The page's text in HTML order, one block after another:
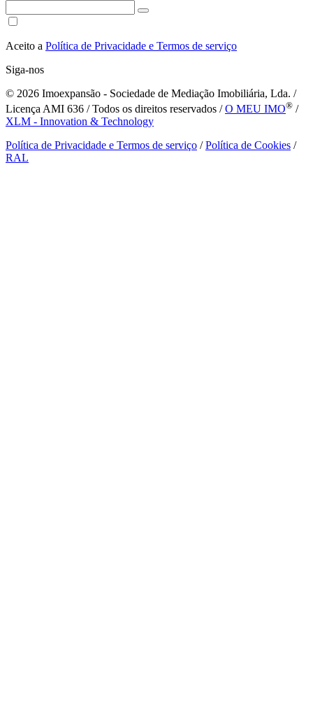
Aceito a Política de Privacidade e Termos de serviço
Siga-nos
© 2026 Imoexpansão - Sociedade de Mediação Imobiliária, Lda. /
Licença AMI 636 / Todos os direitos reservados /O MEU IMO® /
XLM - Innovation & Technology
Política de Privacidade e Termos de serviço /Política de Cookies /
RAL